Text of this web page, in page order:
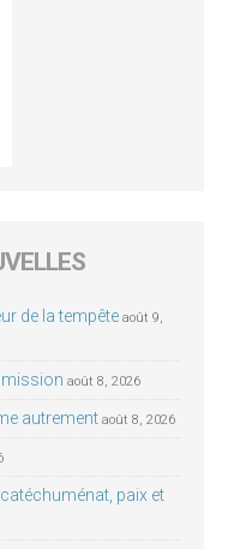
de la tempête août 9,
mission août 8, 2026
autrement août 8, 2026
catéchuménat, paix et